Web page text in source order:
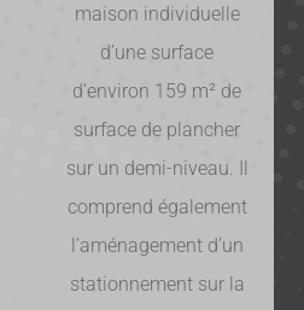
maison individuelle
d’une surface
d’environ 159 m² de
surface de plancher
sur un demi-niveau. Il
comprend également
l’aménagement d’un
stationnement sur la